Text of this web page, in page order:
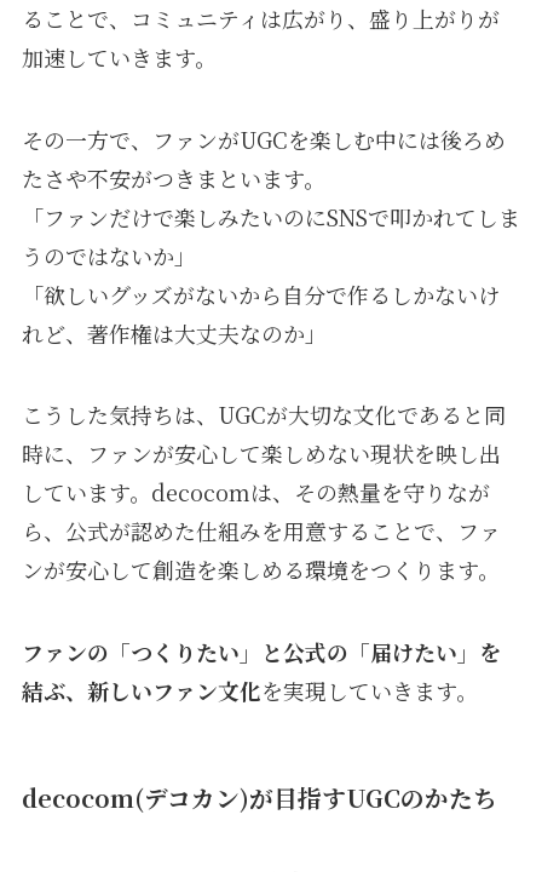
ることで、コミュニティは広がり、盛り上がりが
加速していきます。
その一方で、ファンがUGCを楽しむ中には後ろめ
たさや不安がつきまといます。
「ファンだけで楽しみたいのにSNSで叩かれてしま
うのではないか」
「欲しいグッズがないから自分で作るしかないけ
れど、著作権は大丈夫なのか」
こうした気持ちは、UGCが大切な文化であると同
時に、ファンが安心して楽しめない現状を映し出
しています。decocomは、その熱量を守りなが
ら、公式が認めた仕組みを用意することで、ファ
ンが安心して創造を楽しめる環境をつくります。
ファンの「つくりたい」と公式の「届けたい」を
結ぶ、新しいファン文化を実現していきます。
decocom(デコカン)が目指すUGCのかたち